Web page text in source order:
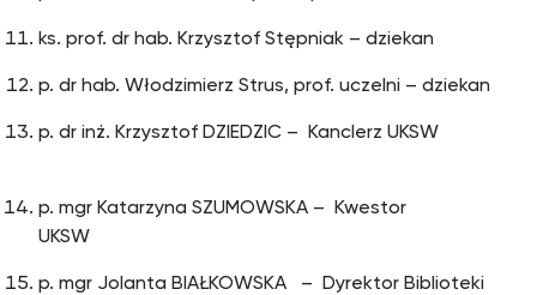
ks. prof. dr hab. Krzysztof Stępniak – dziekan
p. dr hab. Włodzimierz Strus, prof. uczelni – dziekan
p. dr inż. Krzysztof DZIEDZIC – Kanclerz UKSW
p. mgr Katarzyna SZUMOWSKA – Kwestor
UKSW
p. mgr Jolanta BIAŁKOWSKA – Dyrektor Biblioteki